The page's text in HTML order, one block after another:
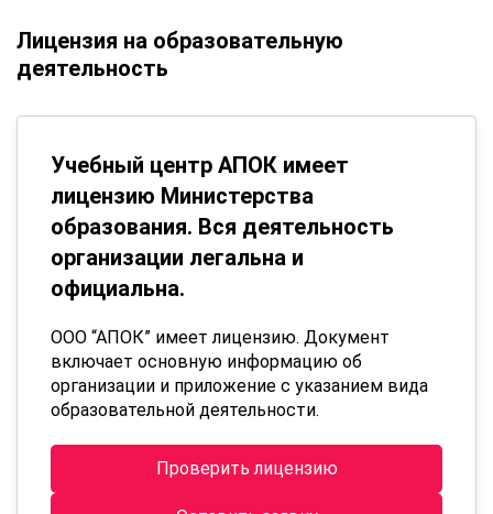
Лицензия на образовательную
деятельность
Учебный центр АПОК имеет
лицензию Министерства
образования. Вся деятельность
организации легальна и
официальна.
ООО “АПОК” имеет лицензию. Документ
включает основную информацию об
организации и приложение с указанием вида
образовательной деятельности.
Проверить лицензию